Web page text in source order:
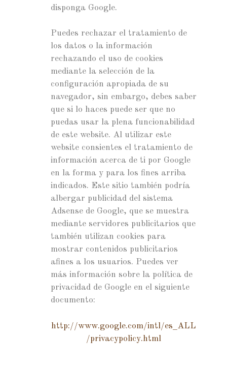
disponga Google.
Puedes rechazar el tratamiento de
los datos o la información
rechazando el uso de cookies
mediante la selección de la
configuración apropiada de su
navegador, sin embargo, debes saber
que si lo haces puede ser que no
puedas usar la plena funcionabilidad
de este website. Al utilizar este
website consientes el tratamiento de
información acerca de ti por Google
en la forma y para los fines arriba
indicados. Este sitio también podría
albergar publicidad del sistema
Adsense de Google, que se muestra
mediante servidores publicitarios que
también utilizan cookies para
mostrar contenidos publicitarios
afines a los usuarios. Puedes ver
más información sobre la política de
privacidad de Google en el siguiente
documento:
http://www.google.com/intl/es_ALL
/privacypolicy.html